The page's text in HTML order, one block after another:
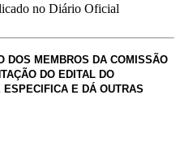
no Diário Oficial
DOS MEMBROS DA COMISSÃO
DO EDITAL DO
E DÁ OUTRAS